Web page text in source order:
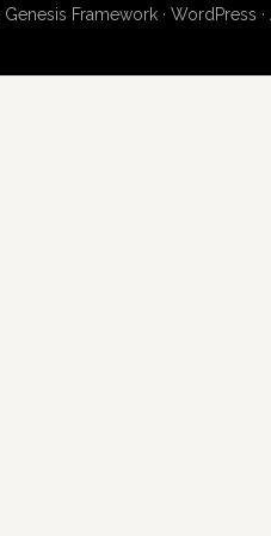
Genesis Framework· WordPress ·